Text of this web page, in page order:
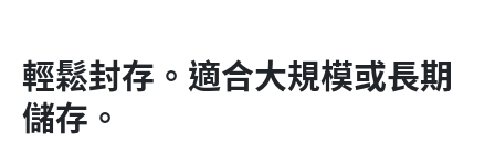
輕鬆封存。適合大規模或長期
儲存。